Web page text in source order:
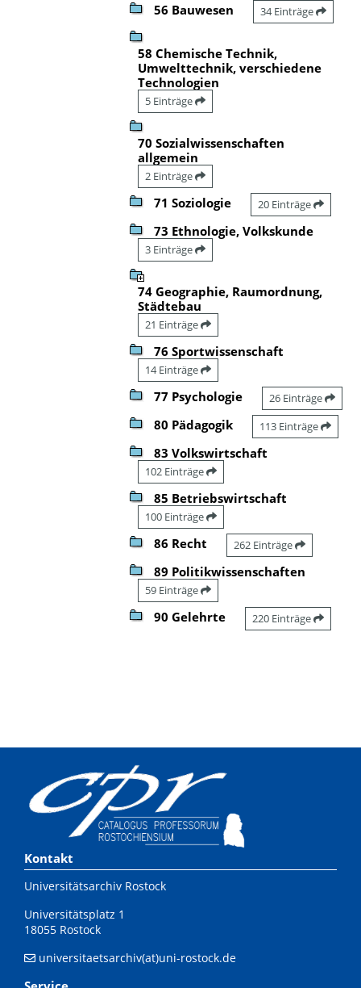
56 Bauwesen 34 Einträge
58 Chemische Technik,
Umwelttechnik, verschiedene
Technologien
5 Einträge
70 Sozialwissenschaften
allgemein
2 Einträge
71 Soziologie 20 Einträge
73 Ethnologie, Volkskunde
3 Einträge
74 Geographie, Raumordnung,
Städtebau
21 Einträge
76 Sportwissenschaft
14 Einträge
77 Psychologie 26 Einträge
80 Pädagogik 113 Einträge
83 Volkswirtschaft
102 Einträge
85 Betriebswirtschaft
100 Einträge
86 Recht 262 Einträge
89 Politikwissenschaften
59 Einträge
90 Gelehrte 220 Einträge
Kontakt
Universitätsarchiv Rostock
Universitätsplatz 1
18055 Rostock
universitaetsarchiv(at)uni-rostock.de